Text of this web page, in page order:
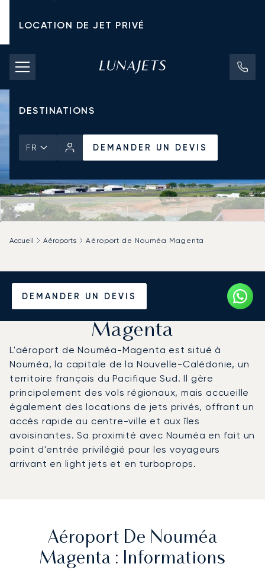
LOCATION DE JET PRIVÉ
TARIFS D'AFFRÈTEMENT
JETS PRIVÉS
DESTINATIONS
FR DEMANDER UN DEVIS
DEMANDER UN DEVIS
Accueil Aéroports Aéroport de Nouméa Magenta
Louer un Jet Privé de/vers
l'Aéroport de Nouméa
Magenta
L'aéroport de Nouméa-Magenta est situé à
Nouméa, la capitale de la Nouvelle-Calédonie, un
territoire français du Pacifique Sud. Il gère
principalement des vols régionaux, mais accueille
également des locations de jets privés, offrant un
accès rapide au centre-ville et aux îles
avoisinantes. Sa proximité avec Nouméa en fait un
point d'entrée privilégié pour les voyageurs
arrivant en light jets et en turboprops.
Aéroport De Nouméa
Magenta : Informations